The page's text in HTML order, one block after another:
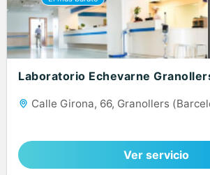
Laboratorio Echevarne
Calle Girona, 66, Granollers
Ver servicio